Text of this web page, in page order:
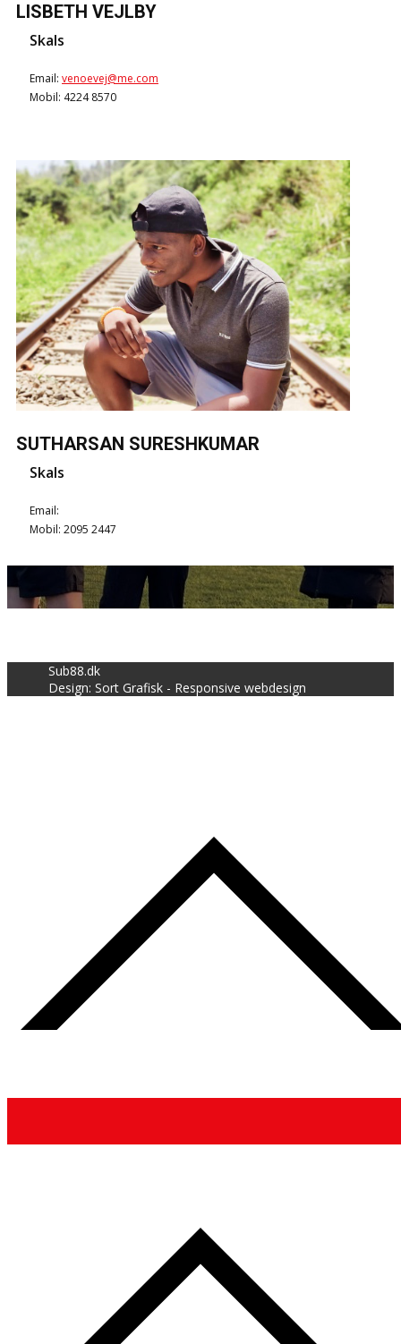
LISBETH VEJLBY
Skals
Email: venoevej@me.com
Mobil: 4224 8570
SUTHARSAN SURESHKUMAR
Skals
Email:
Mobil: ​2095 2447
Sub88.dk
Design: Sort Grafisk - Responsive webdesign